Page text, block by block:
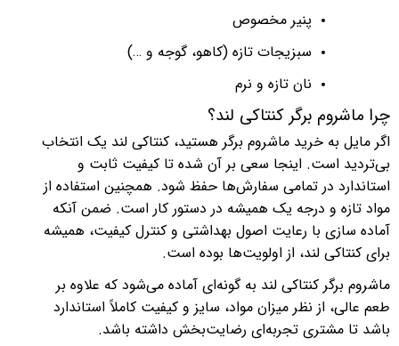
پنیر مخصوص
سبزیجات تازه (کاهو، گوجه و …)
نان تازه و نرم
چرا ماشروم برگر کنتاکی لند؟
اگر مایل به خرید ماشروم برگر هستید، کنتاکی لند یک انتخاب
بی‌تردید است. اینجا سعی بر آن شده تا کیفیت ثابت و
استاندارد در تمامی سفارش‌ها حفظ شود. همچنین استفاده از
مواد تازه و درجه یک همیشه در دستور کار است. ضمن آنکه
آماده سازی با رعایت اصول بهداشتی و کنترل کیفیت، همیشه
برای کنتاکی لند، از اولویت‌ها بوده است.
ماشروم برگر کنتاکی لند به گونه‌ای آماده می‌شود که علاوه بر
طعم عالی، از نظر میزان مواد، سایز و کیفیت کاملاً استاندارد
باشد تا مشتری تجربه‌ای رضایت‌بخش داشته باشد.